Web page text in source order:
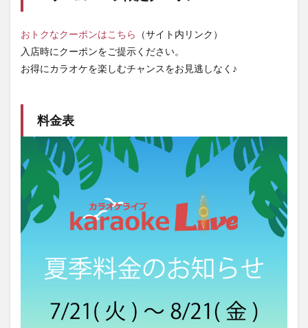
おトクなクーポンはこちら
（サイト内リンク）
入店時にクーポンをご提示ください。
お得にカラオケを楽しむチャンスをお見逃しなく♪
料金表